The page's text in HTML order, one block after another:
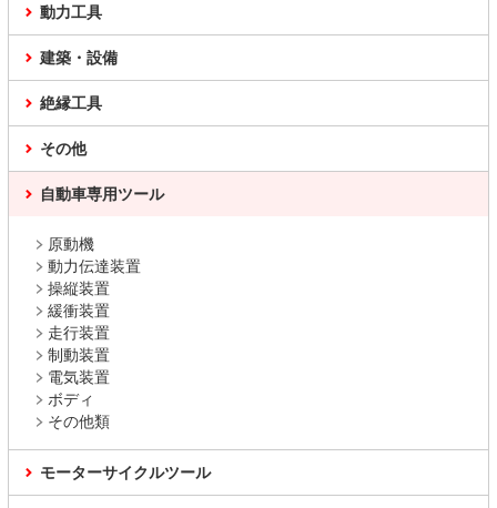
動力工具
建築・設備
絶縁工具
その他
自動車専用ツール
原動機
動力伝達装置
操縦装置
緩衝装置
走行装置
制動装置
電気装置
ボディ
その他類
モーターサイクルツール